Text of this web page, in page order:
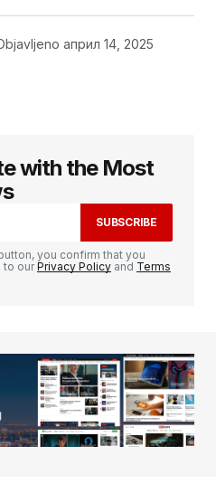
април 14, 2025
неће бити
поља су означена
пошту и веб место у овом
with the Most
SUBSCRIBE
you confirm that you
to ourPrivacy Policy and Terms